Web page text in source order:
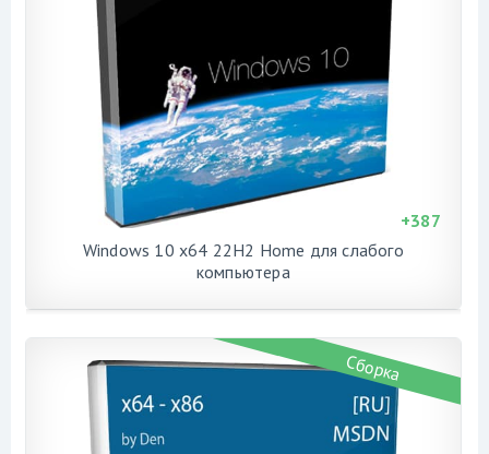
Windows 10 x64 22H2 Home для слабого
компьютера
+387
Сборка